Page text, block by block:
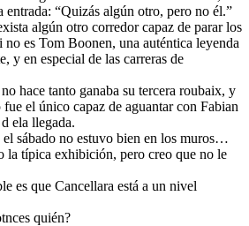
entrada: “Quizás algún otro, pero no él.”
algún otro corredor capaz de parar los
no es Tom Boonen, una auténtica leyenda
y en especial de las carreras de
hace tanto ganaba su tercera roubaix, y
fue el único capaz de aguantar con Fabian
ela llegada.
el sábado no estuvo bien en los muros…
la típica exhibición, pero creo que no le
es que Cancellara está a un nivel
quién?